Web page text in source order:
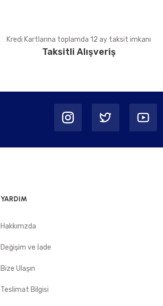
Kredi Kartlarına toplamda 12 ay taksit imkanı
Taksitli Alışveriş
YARDIM
Hakkımzda
Değişim ve İade
Bize Ulaşın
Teslimat Bilgisi